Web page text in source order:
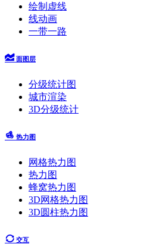
绘制虚线
线动画
一带一路
面图层
分级统计图
城市渲染
3D分级统计
热力图
网格热力图
热力图
蜂窝热力图
3D网格热力图
3D圆柱热力图
交互